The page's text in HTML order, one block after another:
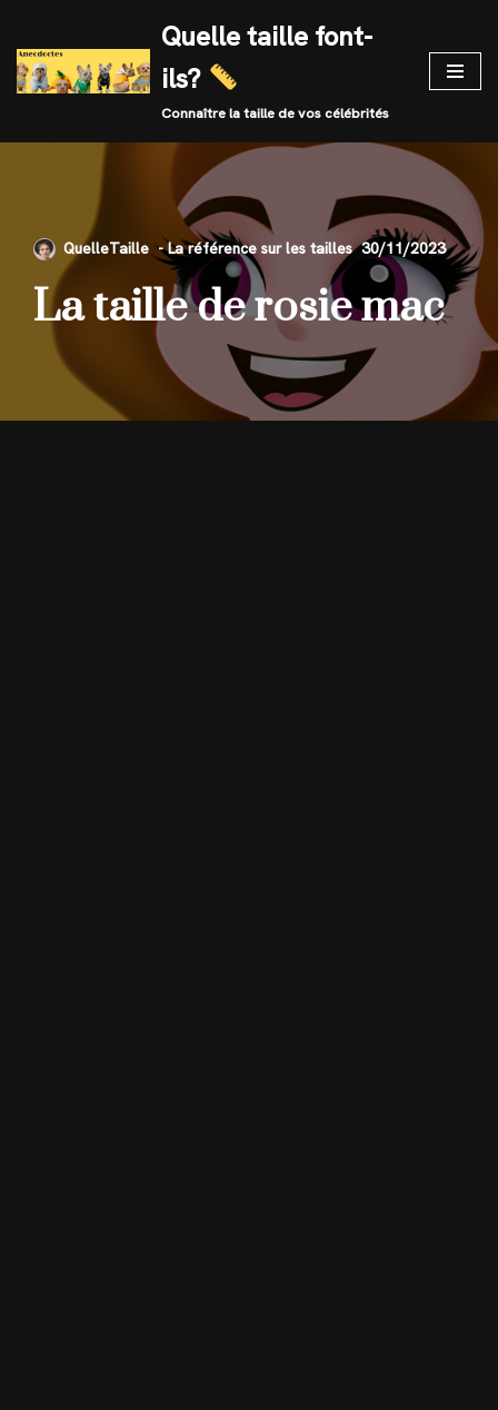
Skip
to
Quelle taille font-
ils?
Connaître la taille de vos célébrités
QuelleTaille 30/11/2023
La taille de rosie mac